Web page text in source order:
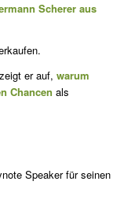
Scherer aus
er auf, warum
Chancen als
Speaker für seinen